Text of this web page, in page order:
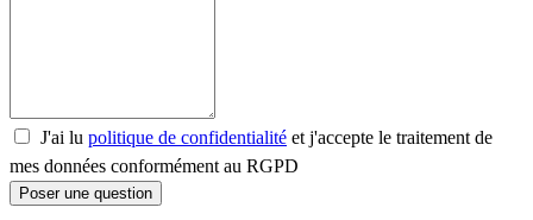
J'ai lu politique de confidentialité et j'accepte le traitement de
mes données conformément au RGPD
Poser une question